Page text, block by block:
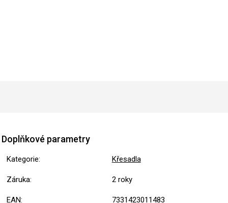
Doplňkové parametry
Kategorie: Křesadla
Záruka: 2 roky
EAN: 7331423011483